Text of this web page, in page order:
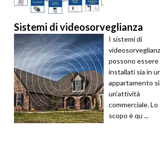
Sistemi di videosorveglianza
I sistemi di
possono essere
installati sia in
appartamento
un'attività
commerciale. Lo
scopo è qu ...